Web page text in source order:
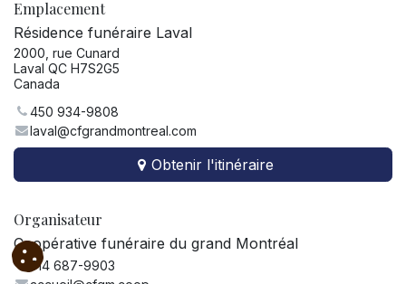
Emplacement
Résidence funéraire Laval
2000, rue Cunard
Laval QC H7S2G5
Canada
450 934-9808
laval@cfgrandmontreal.com
Obtenir l'itinéraire
Organisateur
Coopérative funéraire du grand Montréal
514 687-9903